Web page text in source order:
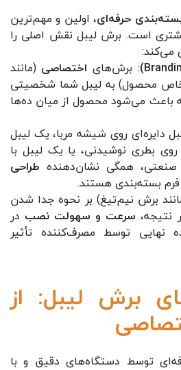
حرفه‌ای، اولین و مهم‌ترین
است. برش لیبل نقش اصلی را
می‌کند:
برش‌های اختصاصی (مانند
خاص محصول) به لیبل شما شخصیتی
باعث می‌شود محصول از میان ده‌ها
دایره‌ای روی شیشه مربا، یک لیبل
بطری نوشیدنی، یا یک لیبل با
همگی نشان‌دهنده طراحی
بسته‌بندی هستند.
برش نیم‌تیغ) بر نحوه جدا شدن
نتیجه، سرعت و سهولت نصب در
نهایی توسط مصرف‌کننده تأثیر
برش لیبل: از
توسط دستگاه‌های دقیق و با